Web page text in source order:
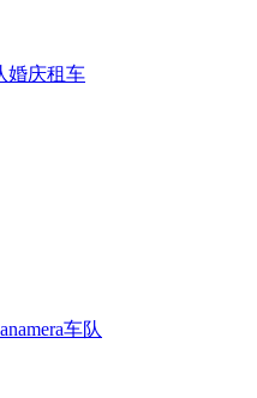
婚庆租车
车队